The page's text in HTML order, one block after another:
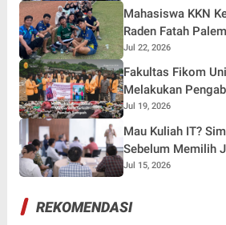
Pemateri untuk
Muda
Mahasiswa KKN
Raden Fatah
Kebersamaan
Kemala Lewat
Jul 22, 2026
Fakultas Fikom
Melakukan
Terkait Pemilah
Jul 19, 2026
Mau Kuliah IT?
Sebelum Memilih
Jul 15, 2026
REKOMENDASI